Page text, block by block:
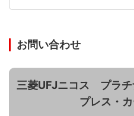
お問い合わせ
三菱UFJニコス プラチ
プレス・